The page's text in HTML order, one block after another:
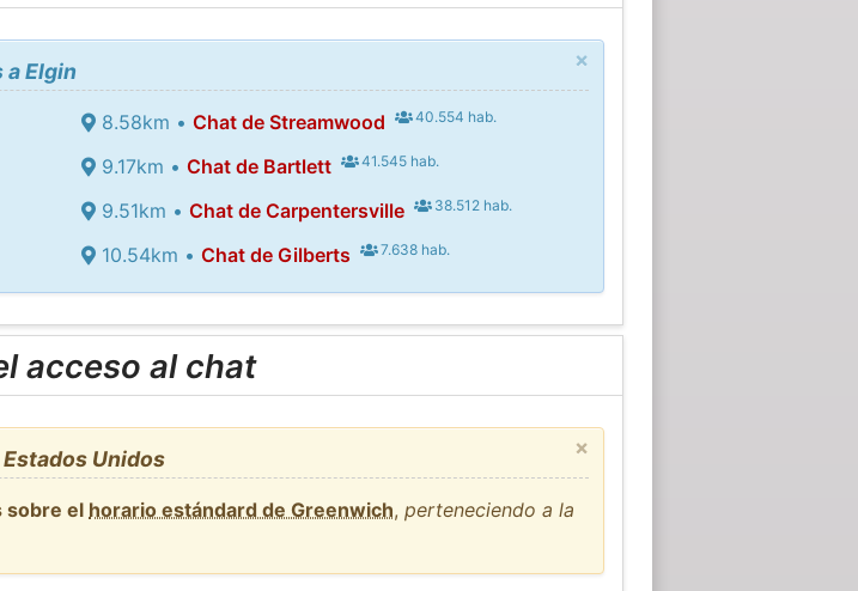
×
a Elgin
8.58km •Chat de Streamwood 40.554 hab.
9.17km •Chat de Bartlett 41.545 hab.
9.51km •Chat de Carpentersville 38.512 hab.
10.54km •Chat de Gilberts 7.638 hab.
acceso al chat
×
Unidos
sobre el horario estándard de Greenwich,perteneciendo a la